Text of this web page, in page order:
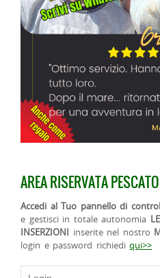
AREA RISERVATA
Accedi al Tuo pannello di
e gestisci in totale autonomia
INSERZIONI inserite nel nostro
login e password richiediqui>>